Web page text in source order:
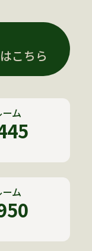
こちら
ム
ム